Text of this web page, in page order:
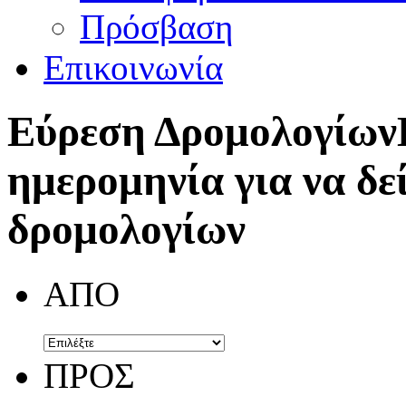
Πρόσβαση
Επικοινωνία
Εύρεση Δρομολογίων
ημερομηνία για να
δρομολογίων
ΑΠΟ
ΠΡΟΣ